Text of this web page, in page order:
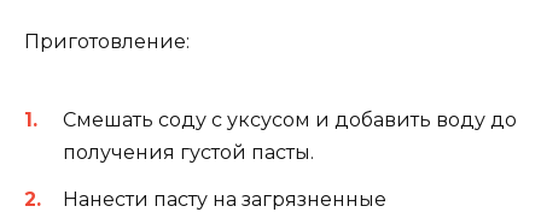
Приготовление:
Смешать соду с уксусом и добавить воду до
получения густой пасты.
Нанести пасту на загрязненные